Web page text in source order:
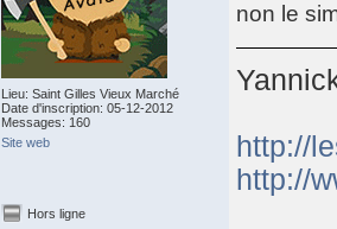
Lieu: Saint Gilles Vieux Marché
Date d'inscription: 05-12-2012
Messages: 160
Site web
non le
http://
http://
Hors ligne